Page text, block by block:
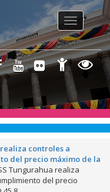
Toggle
controles a
del precio máximo de la
Tungurahua realiza
del precio